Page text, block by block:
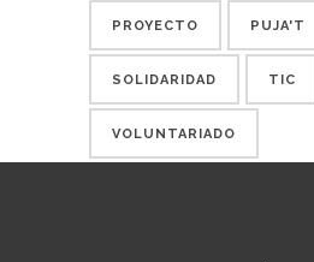
PROYECTO PUJA'T
SOLIDARIDAD TIC
VOLUNTARIADO